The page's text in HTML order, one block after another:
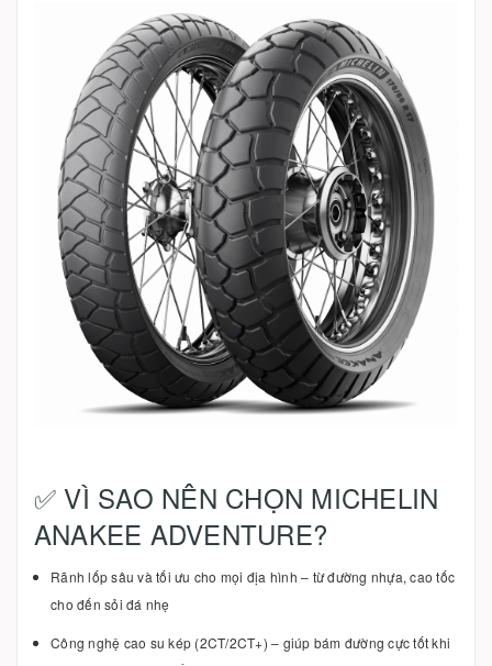
✅ VÌ SAO NÊN CHỌN MICHELIN
ANAKEE ADVENTURE?
Rãnh lốp sâu và tối ưu cho mọi địa hình – từ đường nhựa, cao tốc
cho đến sỏi đá nhẹ
Công nghệ cao su kép (2CT/2CT+) – giúp bám đường cực tốt khi